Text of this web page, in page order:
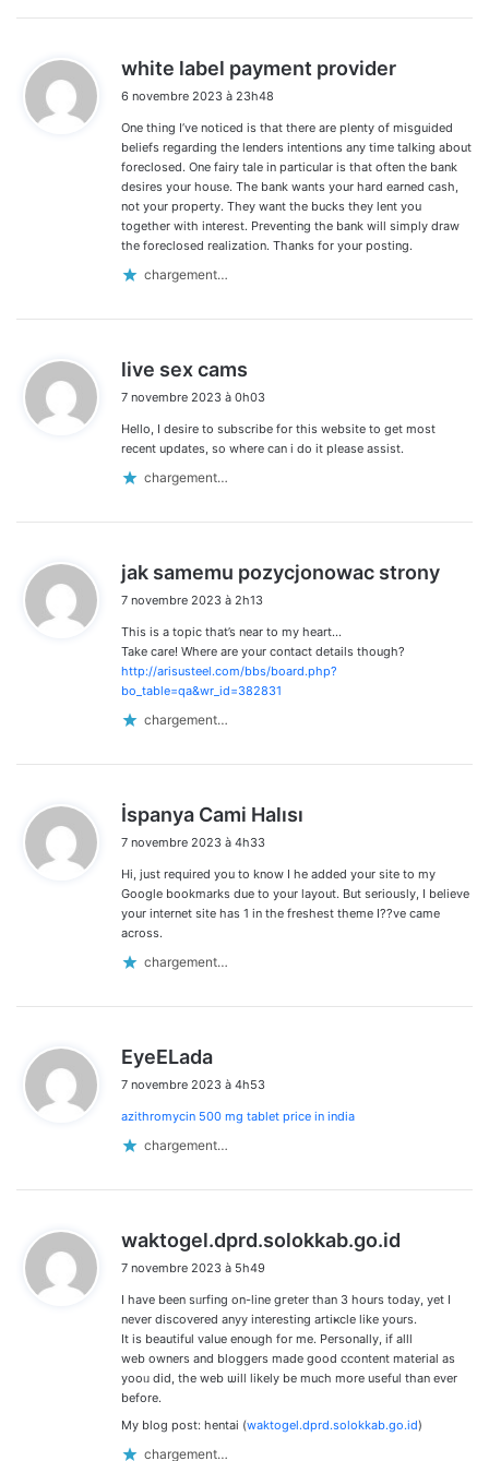
white label payment provider
:
6 novembre 2023 à 23h48
One thing I’ve noticed is that there are plenty of misguided
beliefs regarding the lenders intentions any time talking about
foreclosed. One fairy tale in particular is that often the bank
desires your house. The bank wants your hard earned cash,
not your property. They want the bucks they lent you
together with interest. Preventing the bank will simply draw
the foreclosed realization. Thanks for your posting.
chargement…
live sex cams
t
:
7 novembre 2023 à 0h03
Hello, I desire to subscribe for this website to get most
recent updates, so where can i do it please assist.
chargement…
jak samemu pozycjonowac strony
7 novembre 2023 à 2h13
This is a topic that’s near to my heart…
Take care! Where are your contact details though?
http://arisusteel.com/bbs/board.php?
bo_table=qa&wr_id=382831
chargement…
İspanya Cami Halısı
:
7 novembre 2023 à 4h33
Hi, just required you to know I he added your site to my
Google bookmarks due to your layout. But seriously, I believe
your internet site has 1 in the freshest theme I??ve came
across.
chargement…
EyeELada
t
7 novembre 2023 à 4h53
azithromycin 500 mg tablet price in india
chargement…
waktogel.dprd.solokkab.go.id
:
7 novembre 2023 à 5h49
I have been sᥙrfing on-line gгeter than 3 hours today, yet I
never discovered anyy interestіng artiҝcle like yours.
It is beautiful value enough for me. Personaⅼly, if alll
web owners and bloggers made good ccontent material as
yooᥙ did, the web ѡill likеly be much more useful than ever
bеfore.
My blog post: hentai (waktogel.dprd.solokkab.go.id)
chargement…